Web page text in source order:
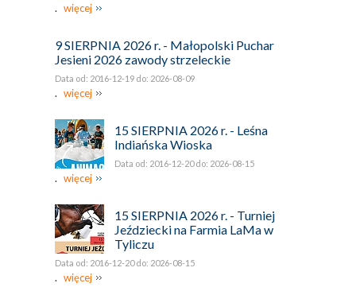
. więcej
9 SIERPNIA 2026 r. - Małopolski Puchar
Jesieni 2026 zawody strzeleckie
Data od: 2016-12-19 do: 2026-08-09
. więcej
15 SIERPNIA 2026 r. - Leśna
Indiańska Wioska
Data od: 2016-12-20 do: 2026-08-15
. więcej
15 SIERPNIA 2026 r. - Turniej
Jeździecki na Farmia LaMa w
Tyliczu
Data od: 2016-12-20 do: 2026-08-15
. więcej